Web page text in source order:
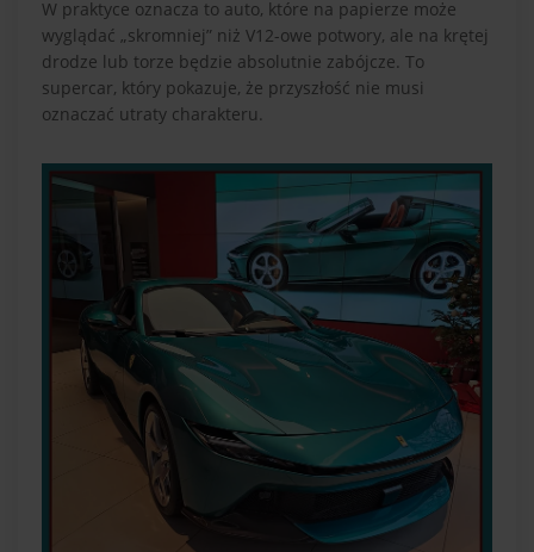
W praktyce oznacza to auto, które na papierze może
wyglądać „skromniej” niż V12-owe potwory, ale na krętej
drodze lub torze będzie absolutnie zabójcze. To
supercar, który pokazuje, że przyszłość nie musi
oznaczać utraty charakteru.